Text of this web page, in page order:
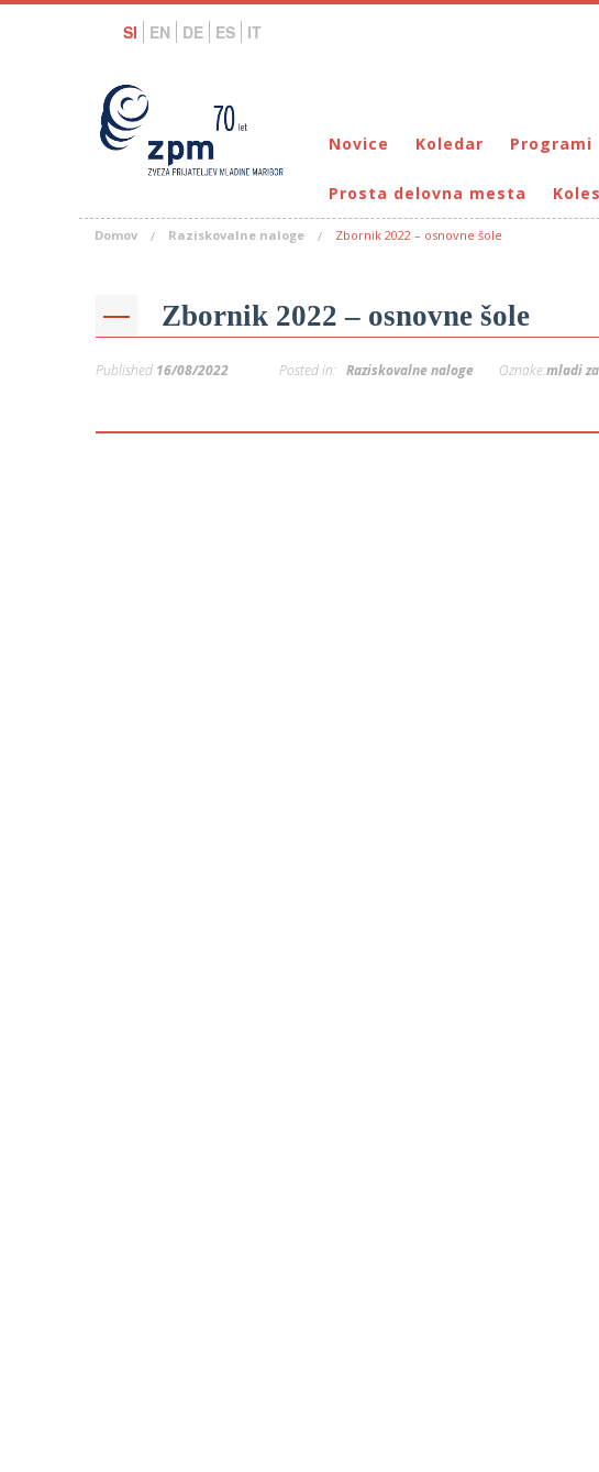
SI EN DE ES IT
Novice Koledar Programi
Bralna
Eko
Mladi za
Mladinski
Prosta delovna mesta
Domov Raziskovalne naloge Zbornik 2022 – osnovne šole
Zbornik 2022 – osnovne šole
Published 16/08/2022 Posted in: Raziskovalne naloge Oznake:mladi